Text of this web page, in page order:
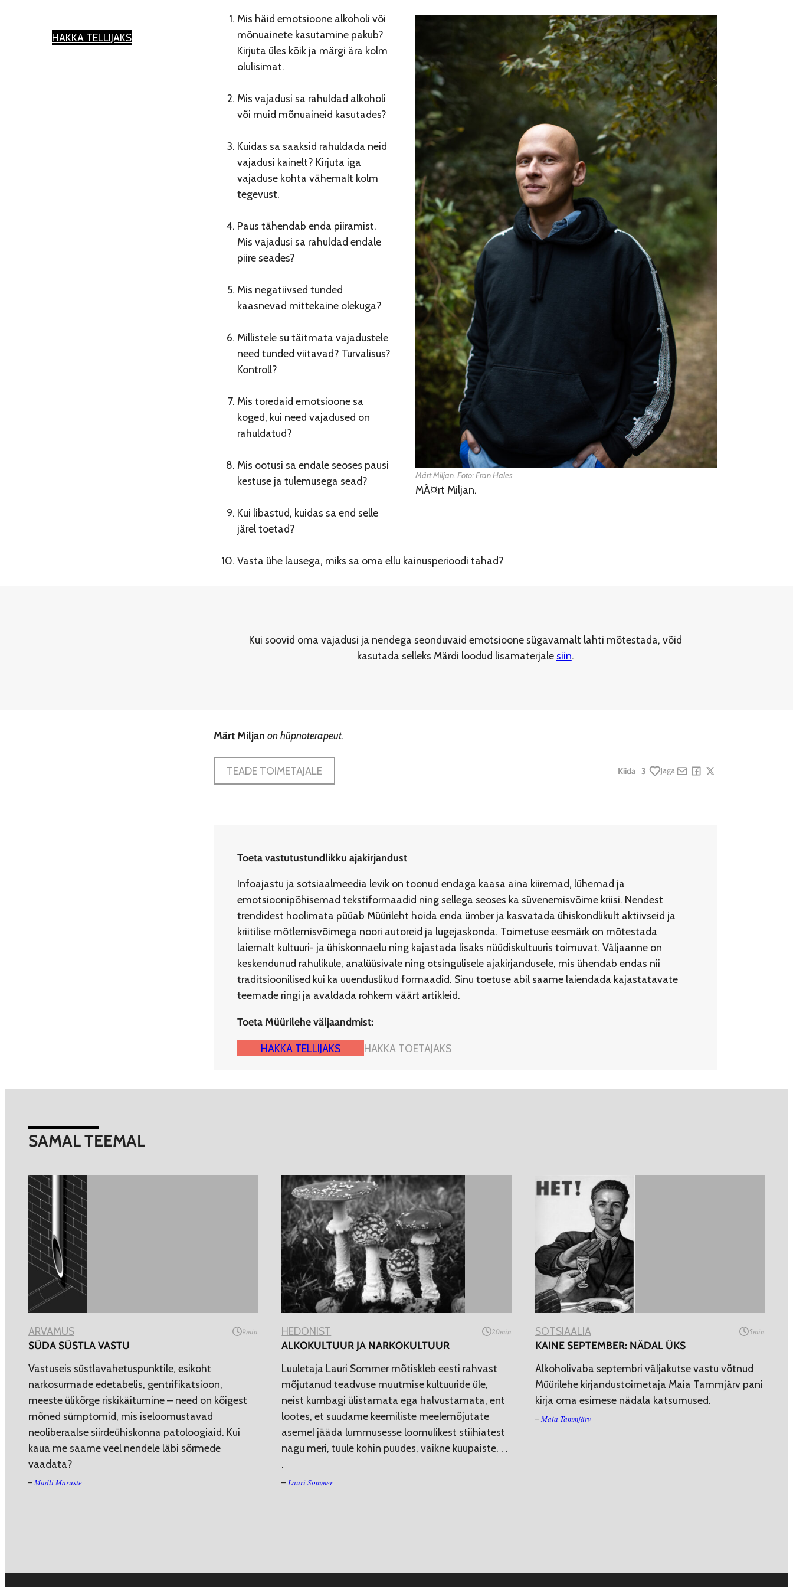
HAKKA TELLIJAKS
Märt Miljan. Foto: Fran Hales
MÃ¤rt Miljan.
Mis häid emotsioone alkoholi või
mõnuainete kasutamine pakub?
Kirjuta üles kõik ja märgi ära kolm
olulisimat.
Mis vajadusi sa rahuldad alkoholi
või muid mõnuaineid kasutades?
Kuidas sa saaksid rahuldada neid
vajadusi kainelt? Kirjuta iga
vajaduse kohta vähemalt kolm
tegevust.
Paus tähendab enda piiramist.
Mis vajadusi sa rahuldad endale
piire seades?
Mis negatiivsed tunded
kaasnevad mittekaine olekuga?
Millistele su täitmata vajadustele
need tunded viitavad? Turvalisus?
Kontroll?
Mis toredaid emotsioone sa
koged, kui need vajadused on
rahuldatud?
Mis ootusi sa endale seoses pausi
kestuse ja tulemusega sead?
Kui libastud, kuidas sa end selle
järel toetad?
Vasta ühe lausega, miks sa oma ellu kainusperioodi tahad?
Kui soovid oma vajadusi ja nendega seonduvaid emotsioone sügavamalt lahti mõtestada, võid
kasutada selleks Märdi loodud lisamaterjalesiin.
Märt Miljan on hüpnoterapeut.
TEADE TOIMETAJALE Kiida 3 Jaga
Toeta vastutustundlikku ajakirjandust
Infoajastu ja sotsiaalmeedia levik on toonud endaga kaasa aina kiiremad, lühemad ja
emotsioonipõhisemad tekstiformaadid ning sellega seoses ka süvenemisvõime kriisi. Nendest
trendidest hoolimata püüab Müürileht hoida enda ümber ja kasvatada ühiskondlikult aktiivseid ja
kriitilise mõtlemisvõimega noori autoreid ja lugejaskonda. Toimetuse eesmärk on mõtestada
laiemalt kultuuri- ja ühiskonnaelu ning kajastada lisaks nüüdiskultuuris toimuvat. Väljaanne on
keskendunud rahulikule, analüüsivale ning otsingulisele ajakirjandusele, mis ühendab endas nii
traditsioonilised kui ka uuenduslikud formaadid. Sinu toetuse abil saame laiendada kajastatavate
teemade ringi ja avaldada rohkem väärt artikleid.
Toeta Müürilehe väljaandmist:
HAKKA TELLIJAKS HAKKA TOETAJAKS
SAMAL TEEMAL
ARVAMUS 9min
SÜDA SÜSTLA VASTU
Vastuseis süstlavahetuspunktile, esikoht
narkosurmade edetabelis, gentrifikatsioon,
meeste ülikõrge riskikäitumine – need on kõigest
mõned sümptomid, mis iseloomustavad
neoliberaalse siirdeühiskonna patoloogiaid. Kui
kaua me saame veel nendele läbi sõrmede
vaadata?
–Madli Maruste
HEDONIST 20min
ALKOKULTUUR JA NARKOKULTUUR
Luuletaja Lauri Sommer mõtiskleb eesti rahvast
mõjutanud teadvuse muutmise kultuuride üle,
neist kumbagi ülistamata ega halvustamata, ent
lootes, et suudame keemiliste meelemõjutate
asemel jääda lummusesse loomulikest stiihiatest
nagu meri, tuule kohin puudes, vaikne kuupaiste. . .
.
– Lauri Sommer
SOTSIAALIA 5min
KAINE SEPTEMBER: NÄDAL ÜKS
Alkoholivaba septembri väljakutse vastu võtnud
Müürilehe kirjandustoimetaja Maia Tammjärv pani
kirja oma esimese nädala katsumused.
– Maia Tammjärv